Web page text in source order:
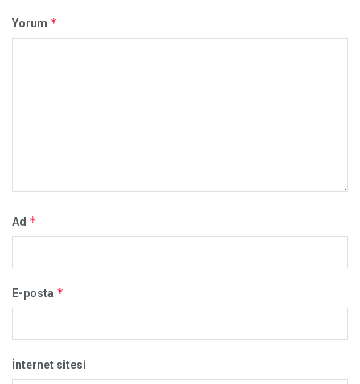
Yorum *
Ad *
E-posta *
İnternet sitesi